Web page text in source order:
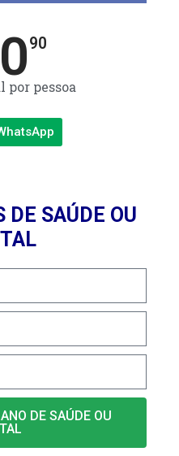
90
por pessoa
DE SAÚDE OU
DE SAÚDE OU